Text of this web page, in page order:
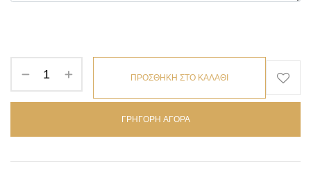
ΠΡΟΣΘΗΚΗ ΣΤΟ ΚΑΛΑΘΙ
ΓΡΗΓΟΡΗ ΑΓΟΡΑ